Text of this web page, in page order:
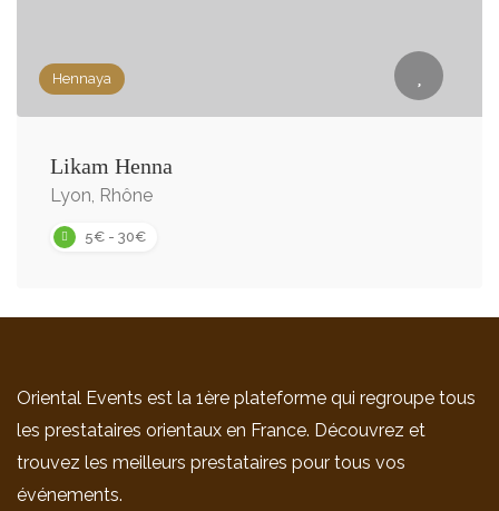
Hennaya
Likam Henna
Lyon, Rhône
5€ - 30€
Oriental Events est la 1ère plateforme qui regroupe tous
les prestataires orientaux en France. Découvrez et
trouvez les meilleurs prestataires pour tous vos
événements.